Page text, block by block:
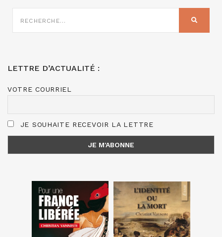
SUR
LETTRE D’ACTUALITÉ :
VOTRE COURRIEL
JE SOUHAITE RECEVOIR LA LETTRE